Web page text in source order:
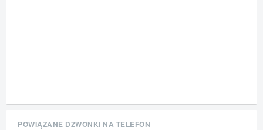
POWIĄZANE DZWONKI NA TELEFON